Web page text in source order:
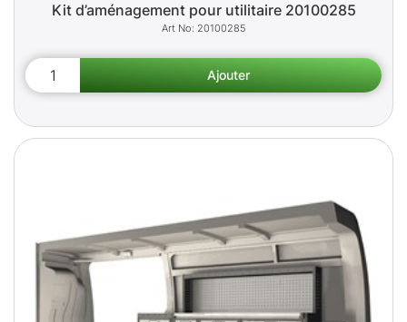
Kit d’aménagement pour utilitaire 20100285
20100285